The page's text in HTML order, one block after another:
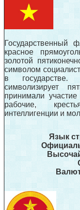
Государственный
красное
золотой
символом
в государстве.
символизирует
принимали
рабочие,
интеллигенции и
Язык